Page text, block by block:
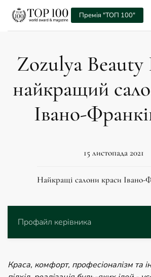
Премія "ТОП 100"
Zozulya Beauty
найкращий
Івано-
15 листопада 2021
Найкращі салони краси Івано-
Профайл керівника
Краса, комфорт, професіоналізм та